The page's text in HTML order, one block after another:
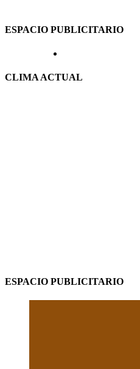
ESPACIO PUBLICITARIO
CLIMA ACTUAL
ESPACIO PUBLICITARIO